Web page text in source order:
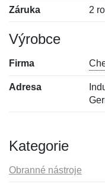
Záruka 2
Výrobce
Firma
Adresa
Kategorie
Obranné nástroje